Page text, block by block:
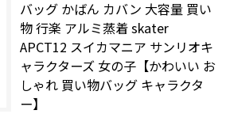
バッグ かばん カバン 大容量 買い
物 行楽 アルミ蒸着 skater
APCT12 スイカマニア サンリオキ
ャラクターズ 女の子【かわいい お
しゃれ 買い物バッグ キャラクタ
ー】